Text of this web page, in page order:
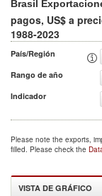
Brasil
pagos, US$ a
1988-2023
País/Región
Rango de año
Indicador
Please note the exports,
filled. Please check the
VISTA DE GRÁFICO